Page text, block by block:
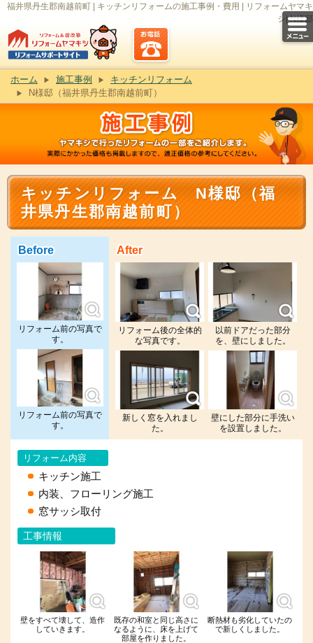
福井県丹生郡南越前町 | キッチンリフォームの施工事例・費用 | リフォームヤマキ
シ| N様邸
ホーム 施工事例
キッチンリフォーム
N様邸（福井県丹生郡南越前町）
キッチンリフォーム N様邸（福
井県丹生郡南越前町）
Before
リフォーム前の写真で
す。
リフォーム前の写真で
す。
After
リフォーム後の全体的
な写真です。
以前ドアだった部分
を、壁にしました。
新しく窓を入れまし
た。
壁にした部分に手洗い
を設置しました。
リフォーム内容
キッチン施工
内装、フローリング施工
窓サッシ取付
工事情報
壁をすべて壊して、造作
していきます。
既存の和室と同じ高さに
なるように、床を上げて
部屋を作りました。
断熱材も劣化していたの
で新しくしました。